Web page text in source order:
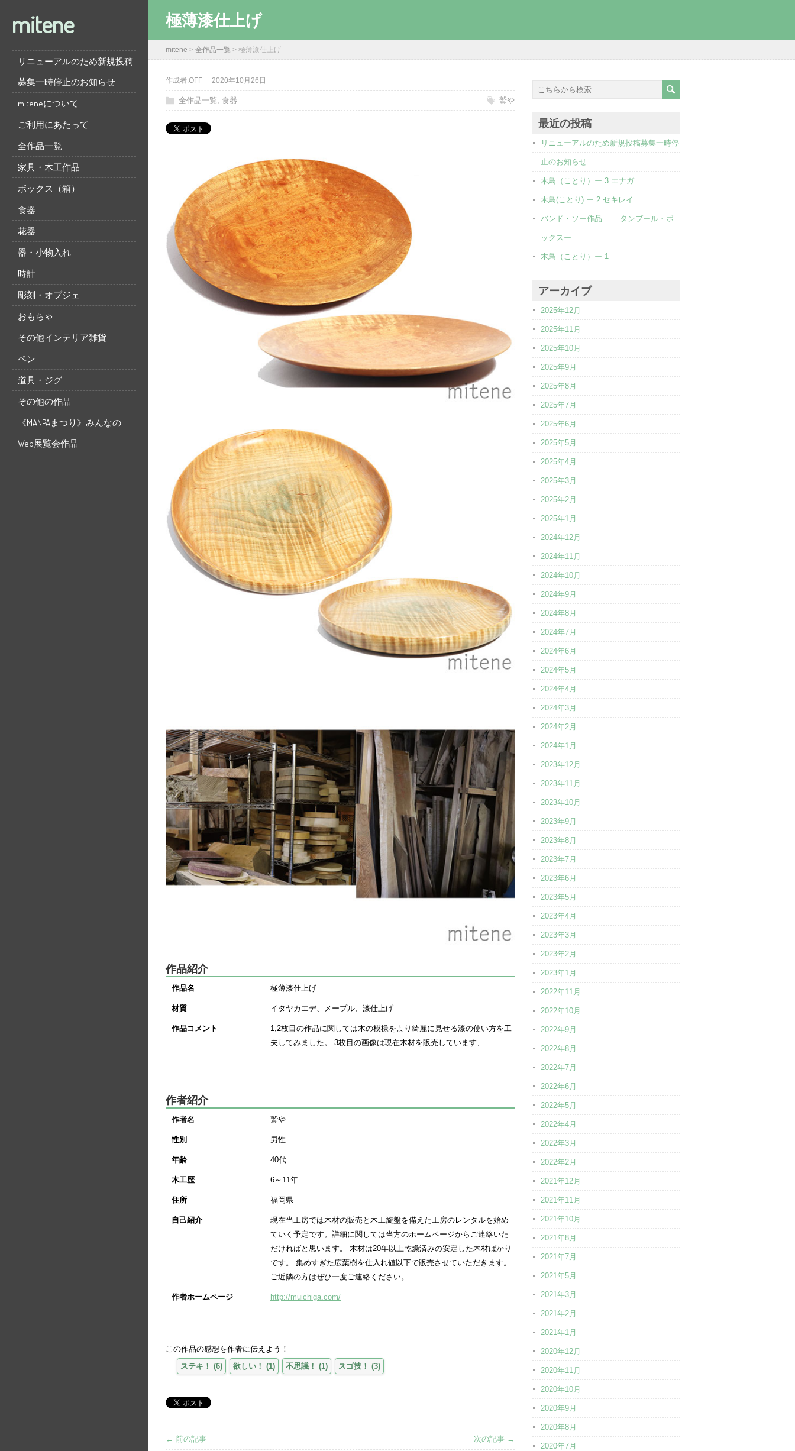
mitene
リニューアルのため新規投稿
募集一時停止のお知らせ
miteneについて
ご利用にあたって
全作品一覧
家具・木工作品
ボックス（箱）
食器
花器
器・小物入れ
時計
彫刻・オブジェ
おもちゃ
その他インテリア雑貨
ペン
道具・ジグ
その他の作品
《MANPAまつり》みんなの
Web展覧会作品
極薄漆仕上げ
mitene > 全作品一覧 > 極薄漆仕上げ
作成者:OFF 2020年10月26日
全作品一覧, 食器 鷲や
作品紹介
作品名 極薄漆仕上げ
材質 イタヤカエデ、メープル、漆仕上げ
作品コメント
1,2枚目の作品に関しては木の模様をより綺麗に見せる漆の使い方を工
夫してみました。 3枚目の画像は現在木材を販売しています、
作者紹介
作者名 鷲や
性別 男性
年齢 40代
木工歴 6～11年
住所 福岡県
自己紹介
現在当工房では木材の販売と木工旋盤を備えた工房のレンタルを始め
ていく予定です。詳細に関しては当方のホームページからご連絡いた
だければと思います。 木材は20年以上乾燥済みの安定した木材ばかり
です。 集めすぎた広葉樹を仕入れ値以下で販売させていただきます。
ご近隣の方はぜひ一度ご連絡ください。
作者ホームページ http://muichiga.com/
この作品の感想を作者に伝えよう！
ステキ！ (6) 欲しい！ (1) 不思議！ (1) スゴ技！ (3)
← 前の記事 次の記事 →
最近の投稿
リニューアルのため新規投稿募集一時停
止のお知らせ
木鳥（ことり）ー 3 エナガ
木鳥(ことり) ー 2 セキレイ
バンド・ソー作品 ―タンブール・ボ
ックスー
木鳥（ことり）ー 1
アーカイブ
2025年12月
2025年11月
2025年10月
2025年9月
2025年8月
2025年7月
2025年6月
2025年5月
2025年4月
2025年3月
2025年2月
2025年1月
2024年12月
2024年11月
2024年10月
2024年9月
2024年8月
2024年7月
2024年6月
2024年5月
2024年4月
2024年3月
2024年2月
2024年1月
2023年12月
2023年11月
2023年10月
2023年9月
2023年8月
2023年7月
2023年6月
2023年5月
2023年4月
2023年3月
2023年2月
2023年1月
2022年11月
2022年10月
2022年9月
2022年8月
2022年7月
2022年6月
2022年5月
2022年4月
2022年3月
2022年2月
2021年12月
2021年11月
2021年10月
2021年8月
2021年7月
2021年5月
2021年3月
2021年2月
2021年1月
2020年12月
2020年11月
2020年10月
2020年9月
2020年8月
2020年7月